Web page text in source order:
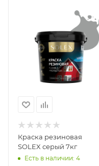
Краска резиновая
SOLEX серый 7кг
Есть в наличии: 4